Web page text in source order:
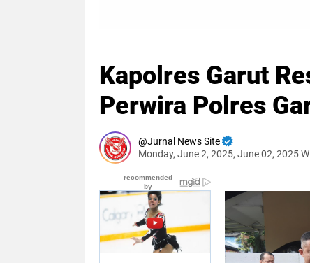
Kapolres Garut
Perwira Polres
Jurnal News Site
Monday, June 2, 2025, June 02, 2025